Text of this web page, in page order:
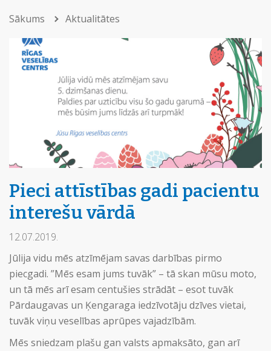
Sākums Aktualitātes
Pieci attīstības gadi pacientu
interešu vārdā
12.07.2019.
Jūlija vidu mēs atzīmējam savas darbības pirmo
piecgadi. ”Mēs esam jums tuvāk” – tā skan mūsu moto,
un tā mēs arī esam centušies strādāt – esot tuvāk
Pārdaugavas un Ķengaraga iedzīvotāju dzīves vietai,
tuvāk viņu veselības aprūpes vajadzībām.
Mēs sniedzam plašu gan valsts apmaksāto, gan arī